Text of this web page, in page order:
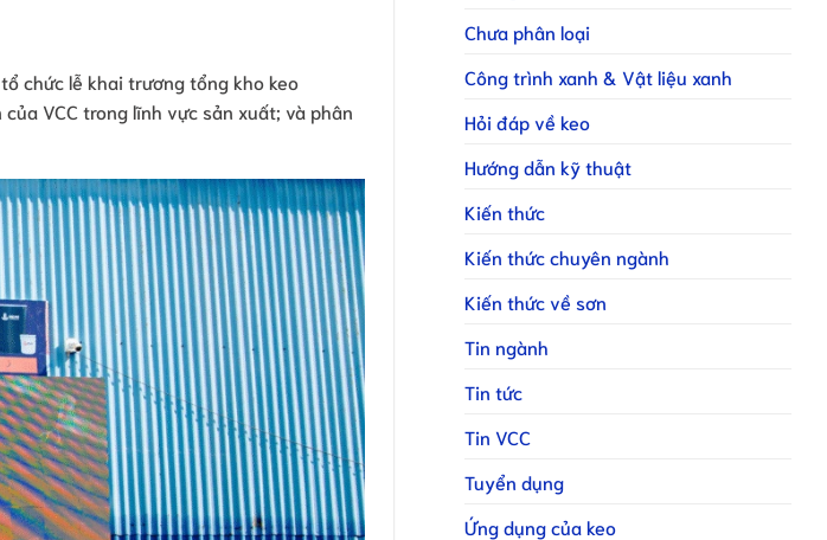
chức lễ khai trương tổng kho keo
VCC trong lĩnh vực sản xuất; và phân
Chưa phân loại
Công trình xanh & Vật liệu xanh
Hỏi đáp về keo
Hướng dẫn kỹ thuật
Kiến thức
Kiến thức chuyên ngành
Kiến thức về sơn
Tin ngành
Tin tức
Tin VCC
Tuyển dụng
Ứng dụng của keo